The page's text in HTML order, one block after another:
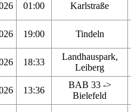
01:00 Karlstraße
19:00 Tindeln
18:33
Landhauspark,
Leiberg
13:36
BAB 33 ->
Bielefeld